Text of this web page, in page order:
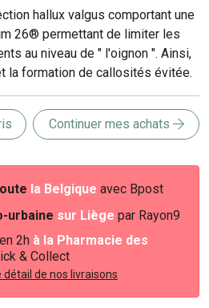
hallux valgus comportant une
26® permettant de limiter les
au niveau de " l'oignon ". Ainsi,
la formation de callosités évitée.
Continuer mes achats
la Belgique avec Bpost
urbaine sur Liège par Rayon9
2h à la Pharmacie des
& Collect
détail de nos livraisons